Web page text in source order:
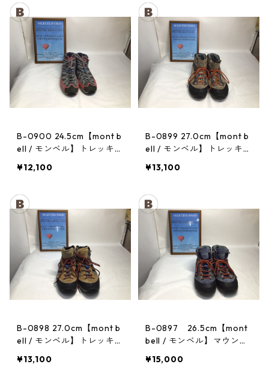
B-0900 24.5cm【mont b
ell / モンベル】トレッキン
ルーザー レディースRDV
¥12,100
B-0899 27.0cm【mont b
ell / モンベル】トレッキン
ティトンブーツ メンズ TN
¥13,100
B-0898 27.0cm【mont b
ell / モンベル】トレッキン
ティトンブーツ メンズ GR
¥13,100
B-0897 26.5cm【mont
bell / モンベル】マウンテ
¥15,000